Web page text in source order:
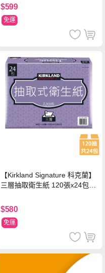
$599
免運
【Kirkland Signature 科克蘭】
三層抽取衛生紙 120張x24包x1
$580
免運